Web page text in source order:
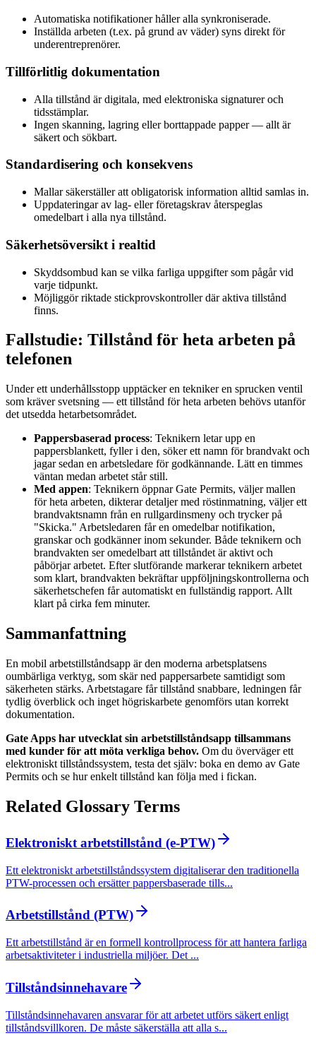
Automatiska notifikationer håller alla synkroniserade.
Inställda arbeten (t.ex. på grund av väder) syns direkt för
underentreprenörer.
Tillförlitlig dokumentation
Alla tillstånd är digitala, med elektroniska signaturer och
tidsstämplar.
Ingen skanning, lagring eller borttappade papper — allt är
säkert och sökbart.
Standardisering och konsekvens
Mallar säkerställer att obligatorisk information alltid samlas in.
Uppdateringar av lag- eller företagskrav återspeglas
omedelbart i alla nya tillstånd.
Säkerhetsöversikt i realtid
Skyddsombud kan se vilka farliga uppgifter som pågår vid
varje tidpunkt.
Möjliggör riktade stickprovskontroller där aktiva tillstånd
finns.
Fallstudie: Tillstånd för heta arbeten på
telefonen
Under ett underhållsstopp upptäcker en tekniker en sprucken ventil
som kräver svetsning — ett tillstånd för heta arbeten behövs utanför
det utsedda hetarbetsområdet.
Pappersbaserad process: Teknikern letar upp en
pappersblankett, fyller i den, söker ett namn för brandvakt och
jagar sedan en arbetsledare för godkännande. Lätt en timmes
väntan medan arbetet står still.
Med appen: Teknikern öppnar Gate Permits, väljer mallen
för heta arbeten, dikterar detaljer med röstinmatning, väljer ett
brandvaktsnamn från en rullgardinsmeny och trycker på
"Skicka." Arbetsledaren får en omedelbar notifikation,
granskar och godkänner inom sekunder. Både teknikern och
brandvakten ser omedelbart att tillståndet är aktivt och
påbörjar arbetet. Efter slutförande markerar teknikern arbetet
som klart, brandvakten bekräftar uppföljningskontrollerna och
säkerhetschefen får automatiskt en fullständig rapport. Allt
klart på cirka fem minuter.
Sammanfattning
En mobil arbetstillståndsapp är den moderna arbetsplatsens
oumbärliga verktyg, som skär ned pappersarbete samtidigt som
säkerheten stärks. Arbetstagare får tillstånd snabbare, ledningen får
tydlig överblick och inget högriskarbete genomförs utan korrekt
dokumentation.
Gate Apps har utvecklat sin arbetstillståndsapp tillsammans
med kunder för att möta verkliga behov. Om du överväger ett
elektroniskt tillståndssystem, testa det själv: boka en demo av Gate
Permits och se hur enkelt tillstånd kan följa med i fickan.
Related Glossary Terms
Elektroniskt arbetstillstånd (e-PTW)
Ett elektroniskt arbetstillståndssystem digitaliserar den traditionella
PTW-processen och ersätter pappersbaserade tills...
Arbetstillstånd (PTW)
Ett arbetstillstånd är en formell kontrollprocess för att hantera farliga
arbetsaktiviteter i industriella miljöer. Det ...
Tillståndsinnehavare
Tillståndsinnehavaren ansvarar för att arbetet utförs säkert enligt
tillståndsvillkoren. De måste säkerställa att alla s...